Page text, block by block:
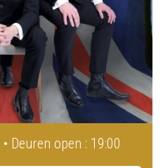
• Deuren open : 19:00